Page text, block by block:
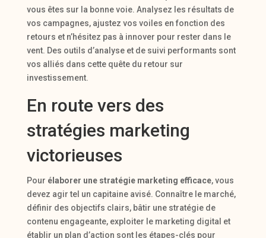
vous êtes sur la bonne voie. Analysez les résultats de
vos campagnes, ajustez vos voiles en fonction des
retours et n’hésitez pas à innover pour rester dans le
vent. Des outils d’analyse et de suivi performants sont
vos alliés dans cette quête du retour sur
investissement.
En route vers des
stratégies marketing
victorieuses
Pour élaborer une stratégie marketing efficace, vous
devez agir tel un capitaine avisé. Connaître le marché,
définir des objectifs clairs, bâtir une stratégie de
contenu engageante, exploiter le marketing digital et
établir un plan d’action sont les étapes-clés pour